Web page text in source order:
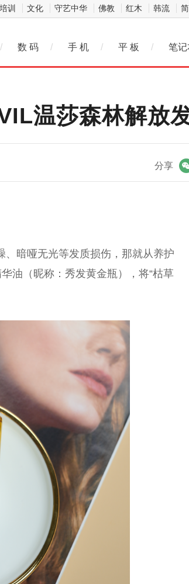
培训 文化 守艺中华 佛教 红木 韩流
/ 数 码 / 手 机 / 平 板 / 笔记
温莎森林解放
分享
、暗哑无光等发质损伤，那就从养护
油（昵称：秀发黄金瓶），将“枯草